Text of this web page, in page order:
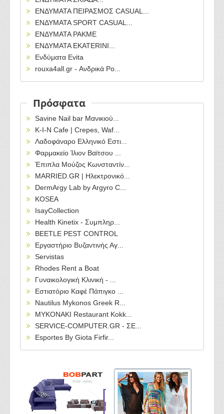
ΕΝΔΥΜΑΤΑ ΠΕΙΡΑΣΜΟΣ CASUAL...
ΕΝΔΥΜΑΤΑ SPORT CASUAL...
ΕΝΔΥΜΑΤΑ PAKME
ΕΝΔΥΜΑΤΑ EKATERINI...
Ενδύματα Evita
rouxa4all.gr - Ανδρικά Ρο...
Πρόσφατα
Savine Nail bar Μανικιού...
Κ-Ι-Ν Cafe | Crepes, Waf...
Λαδοφάναρο Ελληνικό Εστι...
Φαρμακείο Ίλιον Βαϊτσου ...
Έπιπλα Μούζος Κωνσταντίν...
MARRIED.GR | Ηλεκτρονικό...
DermArgy Lab by Argyro C...
KOSEA
IsayCollection
Health Kinetix - Συμπληρ...
BEETLE PEST CONTROL
Εργαστήριο Βυζαντινής Αγ...
Servistas
Rhodes Rent a Boat
Γυναικολογική Κλινική - ...
Εστιατόριο Καφέ Πάπιγκο ...
Nautilus Mykonos Greek R...
MYKONAKI Restaurant Kokk...
SERVICE-COMPUTER.GR - ΣΕ...
Esportes By Giota Firfir...